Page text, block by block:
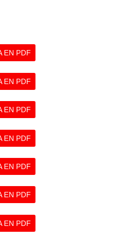
EN PDF
EN PDF
EN PDF
EN PDF
EN PDF
EN PDF
EN PDF